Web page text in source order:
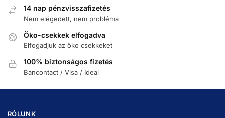
14 nap pénzvisszafizetés
Nem elégedett, nem probléma
Öko-csekkek elfogadva
Elfogadjuk az öko csekkeket
100% biztonságos fizetés
Bancontact / Visa / Ideal
RÓLUNK